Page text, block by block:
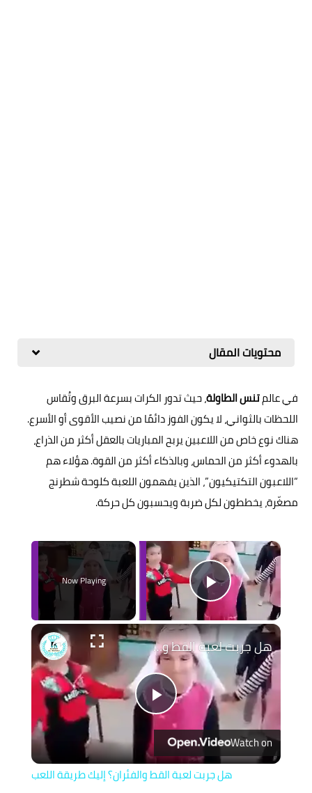
محتويات المقال
في عالمتنس الطاولة، حيث تدور الكرات بسرعة البرق وتُقاس
اللحظات بالثواني، لا يكون الفوز دائمًا من نصيب الأقوى أو الأسرع.
هناك نوع خاص من اللاعبين يربح المباريات بالعقل أكثر من الذراع،
بالهدوء أكثر من الحماس، وبالذكاء أكثر من القوة. هؤلاء هم
“اللاعبون التكتيكيون”، الذين يفهمون اللعبة كلوحة شطرنج
مصغّرة، يخططون لكل ضربة ويحسبون كل حركة.
×
Play Video
Now Playing
Play
Video
هل جربت لعبة القط والفئران؟ إليك طريقة اللعب
Watch on
هل جربت لعبة القط والفئران؟ إليك طريقة اللعب